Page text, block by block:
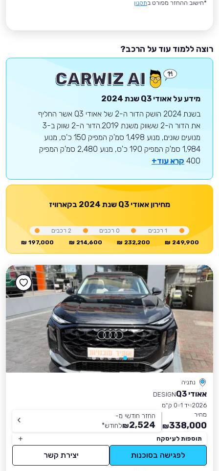
*חישוב ההחזר מפורט בתקנון
רוצה ללמוד עוד על הרכב?
מידע על אאודי Q3 שנת 2024
בשנת 2024 הושק הדור ה-2 של אאודי Q3 אשר החליף
את הדור ה-2 ששווק משנת 2019.הדור ה-2 שווק ב-3
מנועים שונים, מנוע 1,498 סמ'ק המפיק 150 כ'ס, מנוע
1,984 סמ'ק המפיק 190 כ'ס, מנוע 2,480 סמ'ק המפיק
400 קרא עוד+
מחירון אאודי Q3 שנת 2024 בקארוויז
197,000 ₪
2 רכבים
214,600 ₪
0 רכבים
232,200 ₪
1רכבים
249,900 ₪
נתניה
אאודי Q3
DESIGN
2026 יד 1
0 ק״מ
מחיר
338,000
₪
החזר חודשי מ-
2,524
₪לחודש*
תוספות לעיסקה
לפגישה בסוכנות יצירת קשר